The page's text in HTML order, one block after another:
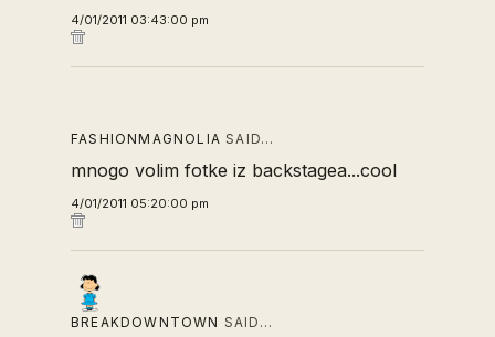
4/01/2011 03:43:00 pm
FASHIONMAGNOLIA SAID…
mnogo volim fotke iz backstagea...cool
4/01/2011 05:20:00 pm
BREAKDOWNTOWN SAID…